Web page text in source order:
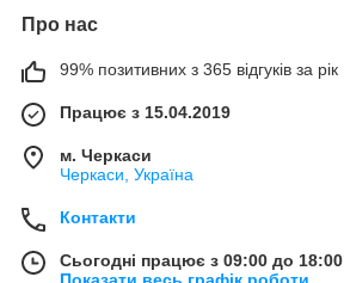
Про нас
99% позитивних з 365 відгуків за рік
Працює з 15.04.2019
м. Черкаси
Черкаси, Україна
Контакти
Сьогодні працює з 09:00 до 18:00